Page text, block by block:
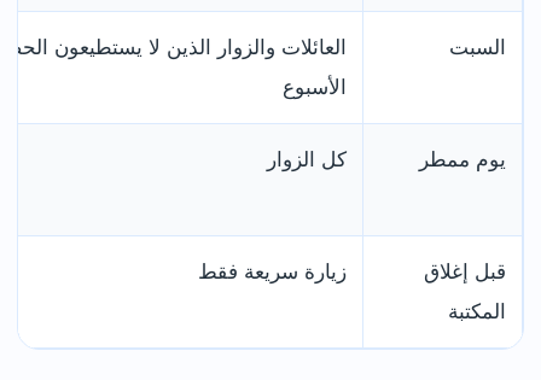
السبت
العائلات والزوار الذين لا يستطيعون
الأسبوع
يوم ممطر كل الزوار
قبل إغلاق
المكتبة
زيارة سريعة فقط